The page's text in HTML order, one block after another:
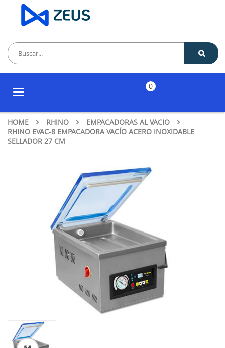
Toggle
0
HOME RHINO
EMPACADORAS AL VACIO
RHINO EVAC-8 EMPACADORA VACÍO ACERO INOXIDABLE
SELLADOR 27 CM